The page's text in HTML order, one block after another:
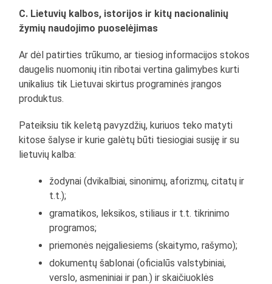
C. Lietuvių kalbos, istorijos ir kitų nacionalinių
žymių naudojimo puoselėjimas
Ar dėl patirties trūkumo, ar tiesiog informacijos stokos
daugelis nuomonių itin ribotai vertina galimybes kurti
unikalius tik Lietuvai skirtus programinės įrangos
produktus.
Pateiksiu tik keletą pavyzdžių, kuriuos teko matyti
kitose šalyse ir kurie galėtų būti tiesiogiai susiję ir su
lietuvių kalba:
žodynai (dvikalbiai, sinonimų, aforizmų, citatų ir
t.t.);
gramatikos, leksikos, stiliaus ir t.t. tikrinimo
programos;
priemonės neįgaliesiems (skaitymo, rašymo);
dokumentų šablonai (oficialūs valstybiniai,
verslo, asmeniniai ir pan.) ir skaičiuoklės